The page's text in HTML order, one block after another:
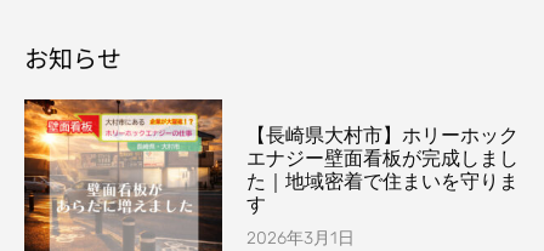
お知らせ
【長崎県大村市】ホリーホック
エナジー壁面看板が完成しまし
た｜地域密着で住まいを守りま
す
2026年3月1日